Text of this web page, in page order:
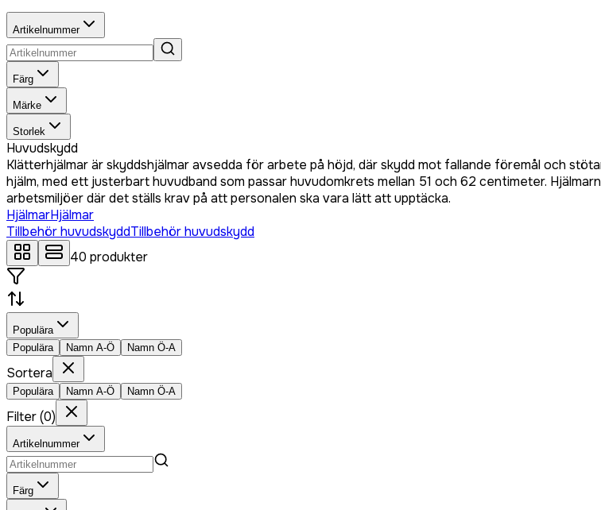
Artikelnummer
Färg
Märke
Storlek
Huvudskydd
Klätterhjälmar är skyddshjälmar avsedda för arbete på höjd, där skydd mot fallande föremål och
hjälm, med ett justerbart huvudband som passar huvudomkrets mellan 51 och 62 centimeter.
arbetsmiljöer där det ställs krav på att personalen ska vara lätt att upptäcka.
HjälmarHjälmar
Tillbehör huvudskyddTillbehör huvudskydd
40 produkter
Populära
Populära
Namn A-Ö Namn Ö-A
Sortera
Populära Namn A-Ö Namn Ö-A
Filter(0)
Artikelnummer
Färg